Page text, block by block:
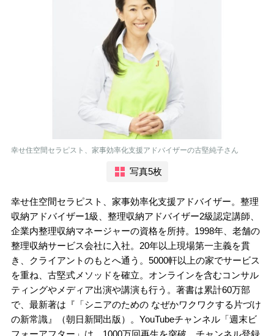
幸せ住空間セラピスト、家事効率化支援アドバイザーの古堅純子さん
写真5枚
幸せ住空間セラピスト、家事効率化支援アドバイザー。整理
収納アドバイザー1級、整理収納アドバイザー2級認定講師、
企業内整理収納マネージャーの資格を所持。1998年、老舗の
整理収納サービス会社に入社。20年以上現場第一主義を貫
き、クライアントのもとへ通う。5000軒以上の家でサービス
を重ね、古堅式メソッドを確立。オンラインを含むコンサル
ティングやメディア出演や講演も行う。著書は累計60万部
で、最新著は『「シニアのための なぜかワクワクする片づけ
の新常識』（朝日新聞出版）。YouTubeチャンネル「週末ビ
フォーアフター」は、1000万回再生を突破。チャンネル登録